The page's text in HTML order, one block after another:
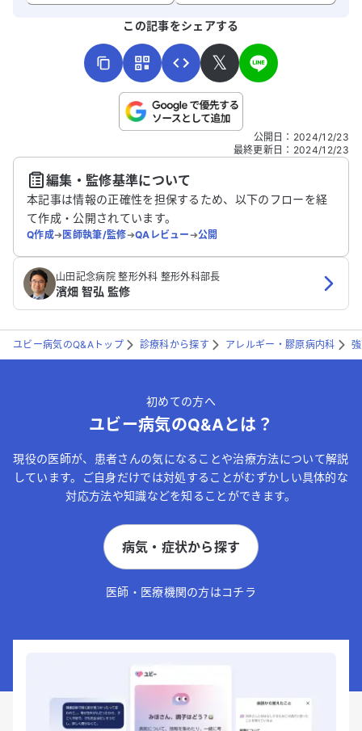
こちらは送信専用のフォームです。氏名やご自身の病気の詳細な
送信する
この記事をシェアする
𝕏
公開日 ： 2024/12/23
最終更新日 ： 2024/12/23
編集・監修基準について
本記事は情報の正確性を担保するため、以下のフローを経
て作成・公開されています。
Q作成➔医師執筆/監修➔QAレビュー➔公開
山田記念病院 整形外科 整形外科部長
濱畑 智弘 監修
ユビー病気のQ&Aトップ 診療科から探す アレルギー・膠原病内科
初めての方へ
ユビー病気のQ&Aとは？
現役の医師が、患者さんの気になることや治療方法について解説
しています。ご自身だけでは対処することがむずかしい具体的な
対応方法や知識などを知ることができます。
病気・症状から探す
医師・医療機関の方はコチラ